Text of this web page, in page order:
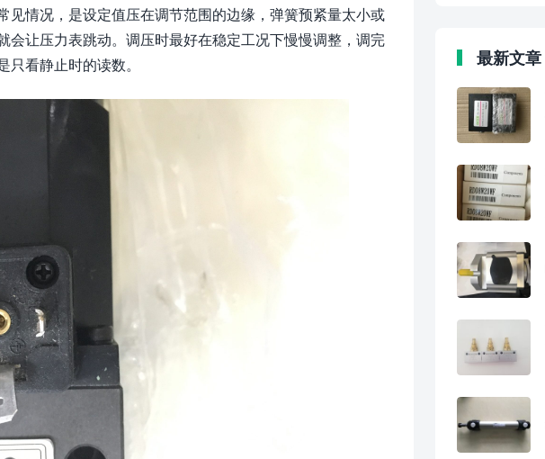
见情况，是设定值压在调节范围的边缘，弹簧预紧量太小或
会让压力表跳动。调压时最好在稳定工况下慢慢调整，调完
看静止时的读数。
最新文章